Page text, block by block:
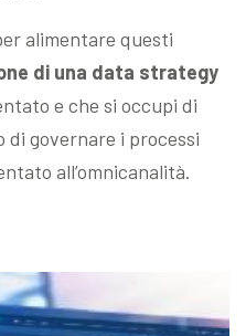
alimentare questi
di una data strategy
e che si occupi di
di governare i processi
all’omnicanalità.